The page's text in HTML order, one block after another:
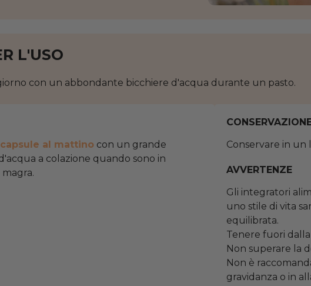
L'USO
con un abbondante bicchiere d'acqua durante un pasto.
al mattino con un grande
a colazione quando sono in
Conservare in un
AVVERTENZE
Gli integratori
uno stile di vita
equilibrata.
Tenere fuori
Non superare la
Non è
gravidanza o in